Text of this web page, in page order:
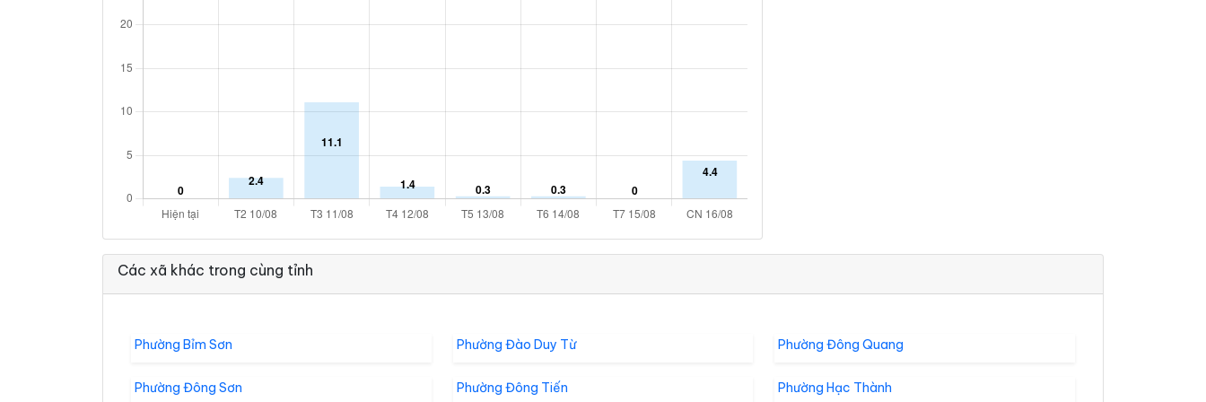
Các xã khác trong cùng tỉnh
Phường Bỉm Sơn Phường Đào Duy Từ Phường Đông Quang
Phường Đông Sơn Phường Đông Tiến Phường Hạc Thành